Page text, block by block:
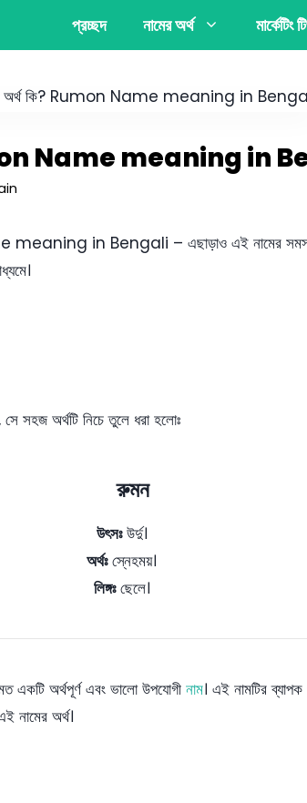
প্রচ্ছদ নামের অর্থ মার্কেটিং
Name meaning in
meaning in Bengali – এছাড়াও এই নামের
সহজ অর্থটি নিচে তুলে ধরা হলোঃ
রুমন
উৎসঃউর্দু।
অর্থঃস্নেহময়।
লিঙ্গঃছেলে।
একটি অর্থপূর্ণ এবং ভালো উপযোগী নাম। এই নামটির
নামের অর্থ।